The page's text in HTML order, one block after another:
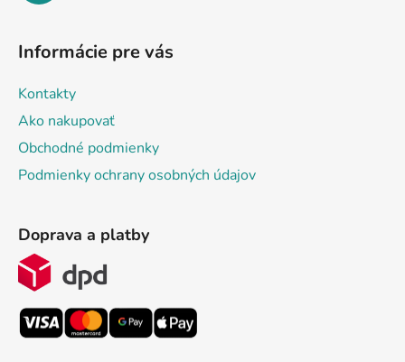
Informácie pre vás
Kontakty
Ako nakupovať
Obchodné podmienky
Podmienky ochrany osobných údajov
Doprava a platby